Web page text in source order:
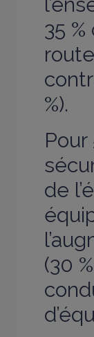
35
%).
de
(30